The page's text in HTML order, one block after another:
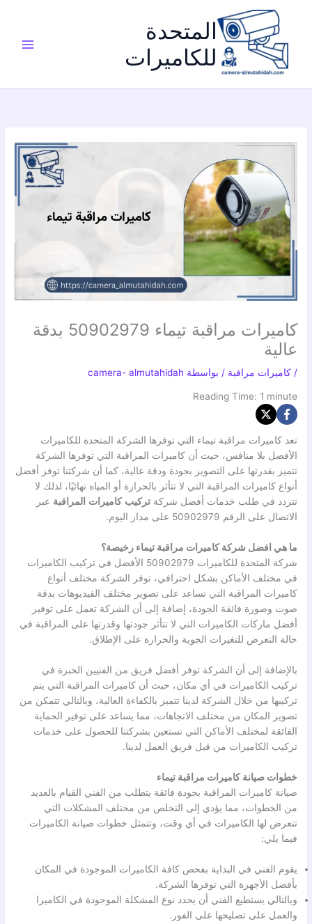
المتحدة
للكاميرات
كاميرات مراقبة تيماء 50902979 بدقة
عالية
/كاميرات مراقبة / بواسطة camera- almutahidah
Reading Time: 1 minute
تعد كاميرات مراقبة تيماء التي توفرها الشركة المتحدة للكاميرات
الأفضل بلا منافس، حيث أن كاميرات المراقبة التي توفرها الشركة
تتميز بقدرتها على التصوير بجودة ودقة عالية، كما أن شركتنا توفر أفضل
أنواع كاميرات المراقبة التي لا تتأثر بالحرارة أو المياه نهائيًا، لذلك لا
تتردد في طلب خدمات أفضل شركةتركيب كاميرات المراقبة عبر
الاتصال على الرقم 50902979 على مدار اليوم.
ما هي افضل شركة كاميرات مراقبة تيماء رخيصة؟
شركة المتحدة للكاميرات 50902979 الأفضل في تركيب الكاميرات
في مختلف الأماكن بشكل احترافي، توفر الشركة مختلف أنواع
كاميرات المراقبة التي تساعد على تصوير مختلف الفيديوهات بدقة
صوت وصورة فائقة الجودة، إضافة إلى أن الشركة تعمل على توفير
أفضل ماركات الكاميرات التي لا تتأثر جودتها وقدرتها على المراقبة في
حالة التعرض للتغيرات الجوية والحرارة على الإطلاق.
بالإضافة إلى أن الشركة توفر أفضل فريق من الفنيين الخبرة في
تركيب الكاميرات في أي مكان، حيث أن كاميرات المراقبة التي يتم
تركيبها من خلال الشركة لدينا تتميز بالكفاءة العالية، وبالتالي تتمكن من
تصوير المكان من مختلف الاتجاهات، مما يساعد على توفير الحماية
الفائقة لمختلف الأماكن التي تستعين بشركتنا للحصول على خدمات
تركيب الكاميرات من قبل فريق العمل لدينا.
خطوات صيانة كاميرات مراقبة تيماء
صيانة كاميرات المراقبة بجودة فائقة يتطلب من الفني القيام بالعديد
من الخطوات، مما يؤدي إلى التخلص من مختلف المشكلات التي
تتعرض لها الكاميرات في أي وقت، وتتمثل خطوات صيانة الكاميرات
فيما يلي:
يقوم الفني في البداية بفحص كافة الكاميرات الموجودة في المكان
بأفضل الأجهزة التي توفرها الشركة.
وبالتالي يستطيع الفني أن يحدد نوع المشكلة الموجودة في الكاميرا
والعمل على تصليحها على الفور.